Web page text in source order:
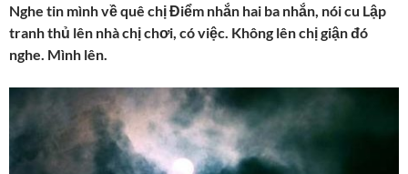
Nghe tin mình về quê chị Điểm nhắn hai ba nhắn, nói cu Lập
tranh thủ lên nhà chị chơi, có việc. Không lên chị giận đó
nghe. Mình lên.